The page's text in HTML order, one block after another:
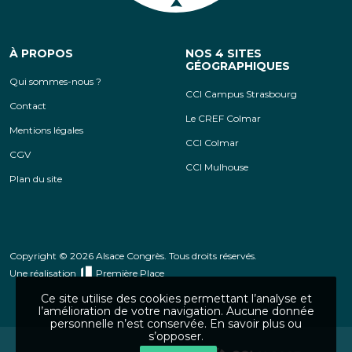
À PROPOS
Qui sommes-nous ?
Contact
Mentions légales
CGV
Plan du site
NOS 4 SITES
GÉOGRAPHIQUES
CCI Campus Strasbourg
Le CREF Colmar
CCI Colmar
CCI Mulhouse
Copyright © 2026 Alsace Congrès. Tous droits réservés.
Une réalisation
Première Place
Ce site utilise des cookies permettant l’analyse et
l’amélioration de votre navigation. Aucune donnée
personnelle n’est conservée. En savoir plus ou
s’opposer.